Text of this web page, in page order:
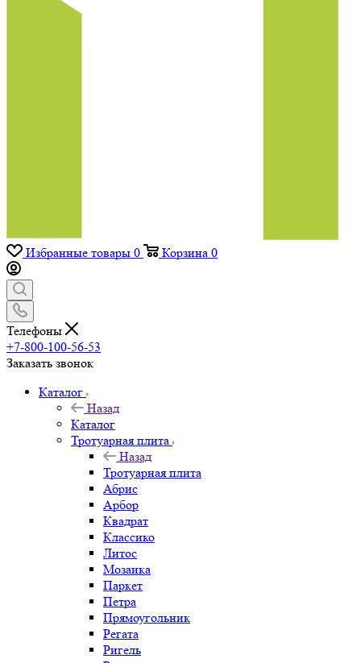
Избранные товары 0 Корзина 0
Телефоны
+7-800-100-56-53
Заказать звонок
Каталог
Назад
Каталог
Тротуарная плита
Назад
Тротуарная плита
Абрис
Арбор
Квадрат
Классико
Литос
Мозаика
Паркет
Петра
Прямоугольник
Регата
Ригель